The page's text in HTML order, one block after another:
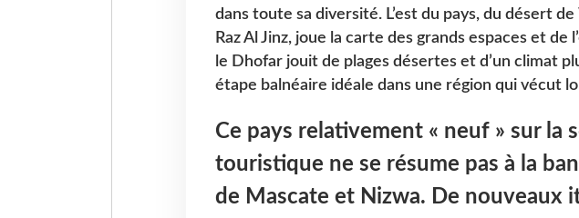
dans toute sa diversité. L’est du pays, du désert
Raz Al Jinz, joue la carte des grands espaces et de
le Dhofar jouit de plages désertes et d’un climat
étape balnéaire idéale dans une région qui vécut
Ce pays relativement « neuf » sur la
touristique ne se résume pas à la
de Mascate et Nizwa. De nouveaux